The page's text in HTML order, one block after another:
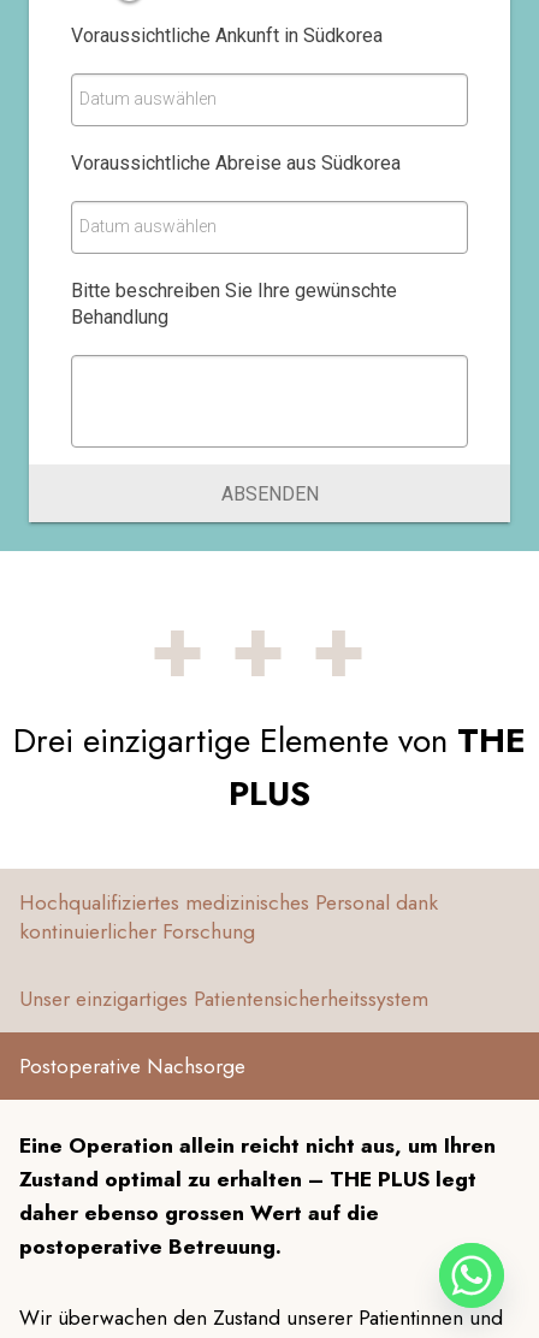
Voraussichtliche Ankunft in Südkorea
Datum auswählen
Voraussichtliche Abreise aus Südkorea
Datum auswählen
Bitte beschreiben Sie Ihre gewünschte
Behandlung
ABSENDEN
+++
Drei einzigartige Elemente von THE
PLUS
Hochqualifiziertes medizinisches Personal dank
kontinuierlicher Forschung
Unser einzigartiges Patientensicherheitssystem
Postoperative Nachsorge
Eine Operation allein reicht nicht aus, um Ihren
Zustand optimal zu erhalten – THE PLUS legt
daher ebenso grossen Wert auf die
postoperative Betreuung.
Wir überwachen den Zustand unserer Patientinnen und